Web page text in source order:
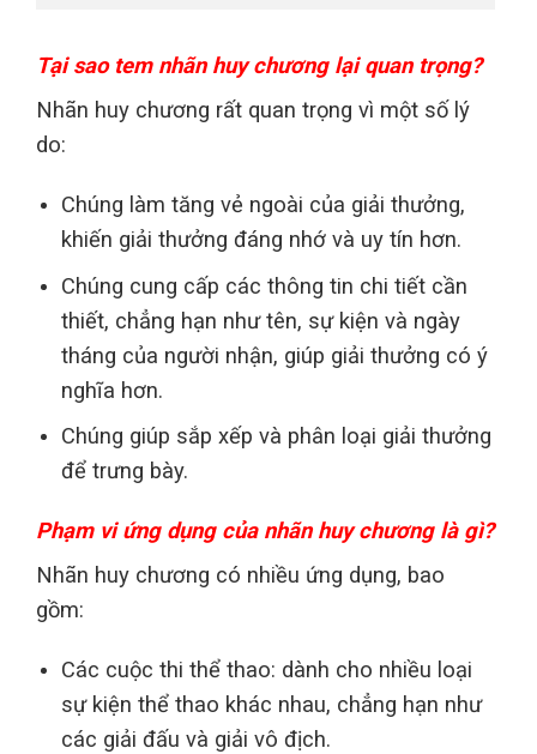
Tại sao tem nhãn huy chương lại quan trọng?
Nhãn huy chương rất quan trọng vì một số lý
do:
Chúng làm tăng vẻ ngoài của giải thưởng,
khiến giải thưởng đáng nhớ và uy tín hơn.
Chúng cung cấp các thông tin chi tiết cần
thiết, chẳng hạn như tên, sự kiện và ngày
tháng của người nhận, giúp giải thưởng có ý
nghĩa hơn.
Chúng giúp sắp xếp và phân loại giải thưởng
để trưng bày.
Phạm vi ứng dụng của nhãn huy chương là gì?
Nhãn huy chương có nhiều ứng dụng, bao
gồm:
Các cuộc thi thể thao: dành cho nhiều loại
sự kiện thể thao khác nhau, chẳng hạn như
các giải đấu và giải vô địch.